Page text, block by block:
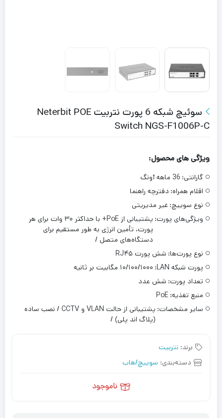
سوئیچ شبکه 6 پورت نتربیت Neterbit POE
Switch NGS-F1006P-C
ویژگی های محصول:
گارانتی: 36 ماهه آونگ
اقلام همراه: دفترچه‌ راهنما
نوع سوییچ: غیر مدیریتی
ویژگی‌های پورت:
پشتیبانی از PoE+ با حداکثر ۳۰ وات برای هر
پورت، تأمین انرژی به طور مستقیم برای
دستگاه‌های متصل /
نوع پورت‌ها: شش پورت RJ۴۵
پورت شبکه LAN:
۱۰/۱۰۰/۱۰۰۰ مگابیت بر ثانیه
تعداد پورت‌: شش عدد
منبع تغذیه: PoE
سایر مشخصات:
پشتیبانی از حالت VLAN و CCTV / نصب ساده
(پلاگ اند پلی) /
برند: نتربیت
دسته‌بندی: سوییچ/هاب
ناموجود